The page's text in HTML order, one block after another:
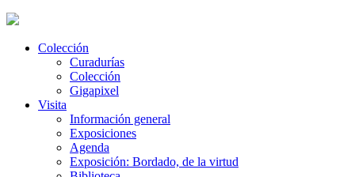
Colección
Curadurías
Colección
Gigapixel
Visita
Información general
Exposiciones
Agenda
Exposición: Bordado, de la virtud